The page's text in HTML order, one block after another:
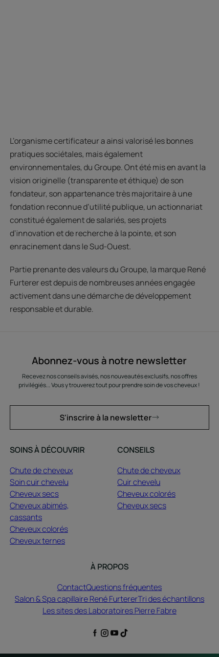
L’organisme certificateur a ainsi valorisé les bonnes
pratiques sociétales, mais également
environnementales, du Groupe. Ont été mis en avant la
vision originelle (transparente et éthique) de son
fondateur, son appartenance très majoritaire à une
fondation reconnue d’utilité publique, un actionnariat
constitué également de salariés, ses projets
d’innovation et de recherche à la pointe, et son
enracinement dans le Sud-Ouest.
Partie prenante des valeurs du Groupe, la marque René
Furterer est depuis de nombreuses années engagée
activement dans une démarche de développement
responsable et durable.
Abonnez-vous à notre newsletter
Recevez nos conseils avisés, nos nouveautés exclusifs, nos offres
privilégiés... Vous y trouverez tout pour prendre soin de vos cheveux !
S'inscrire à la newsletter
SOINS À DÉCOUVRIR
Chute de cheveux
Soin cuir chevelu
Cheveux secs
Cheveux abimés,
cassants
Cheveux colorés
Cheveux ternes
CONSEILS
Chute de cheveux
Cuir chevelu
Cheveux colorés
Cheveux secs
À PROPOS
ContactQuestions fréquentes
Salon & Spa capillaire René FurtererTri des échantillons
Les sites des Laboratoires Pierre Fabre